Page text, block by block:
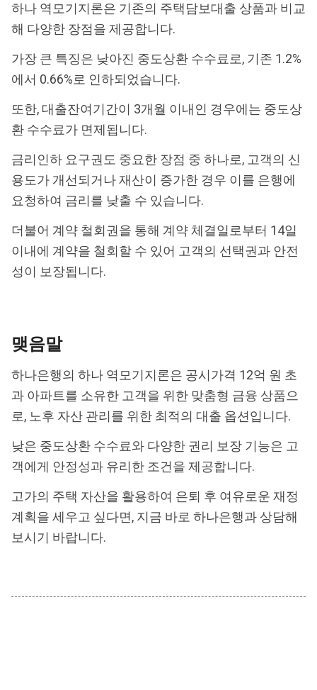
하나 역모기지론은 기존의 주택담보대출 상품과 비교
해 다양한 장점을 제공합니다.
가장 큰 특징은 낮아진 중도상환 수수료로, 기존 1.2%
에서 0.66%로 인하되었습니다.
또한, 대출잔여기간이 3개월 이내인 경우에는 중도상
환 수수료가 면제됩니다.
금리인하 요구권도 중요한 장점 중 하나로, 고객의 신
용도가 개선되거나 재산이 증가한 경우 이를 은행에
요청하여 금리를 낮출 수 있습니다.
더불어 계약 철회권을 통해 계약 체결일로부터 14일
이내에 계약을 철회할 수 있어 고객의 선택권과 안전
성이 보장됩니다.
맺음말
하나은행의 하나 역모기지론은 공시가격 12억 원 초
과 아파트를 소유한 고객을 위한 맞춤형 금융 상품으
로, 노후 자산 관리를 위한 최적의 대출 옵션입니다.
낮은 중도상환 수수료와 다양한 권리 보장 기능은 고
객에게 안정성과 유리한 조건을 제공합니다.
고가의 주택 자산을 활용하여 은퇴 후 여유로운 재정
계획을 세우고 싶다면, 지금 바로 하나은행과 상담해
보시기 바랍니다.